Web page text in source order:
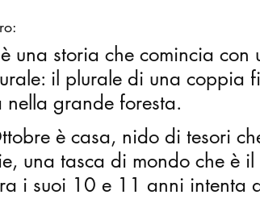
una storia che comincia con
il plurale di una coppia
nella grande foresta.
è casa, nido di tesori
una tasca di mondo che è il
i suoi 10 e 11 anni intenta